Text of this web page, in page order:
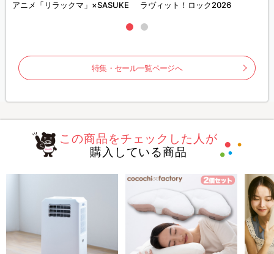
アニメ「リラックマ」×SASUKE ラヴィット！ロック2026
特集・セール一覧ページへ
この商品をチェックした人が
購入している商品